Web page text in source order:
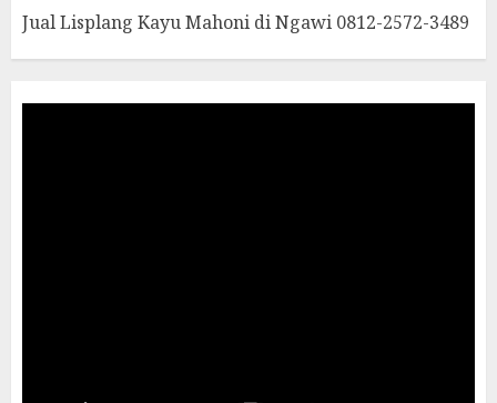
Jual Lisplang Kayu Mahoni di Ngawi 0812-2572-3489